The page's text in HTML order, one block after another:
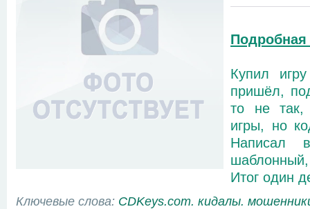
Купил
пришёл,
то не
игры, но
Написал
Итог один
Ключевые слова: CDKeys.com. кидалы.